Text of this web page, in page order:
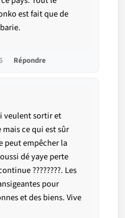
est fait que de
Répondre
veulent sortir et
ce qui est sûr
peut empêcher la
dé yaye perte
????????. Les
pour
et des biens. Vive